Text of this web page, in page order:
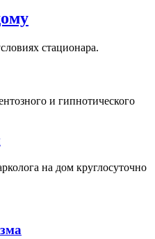
стационара.
и гипнотического
на дом круглосуточно